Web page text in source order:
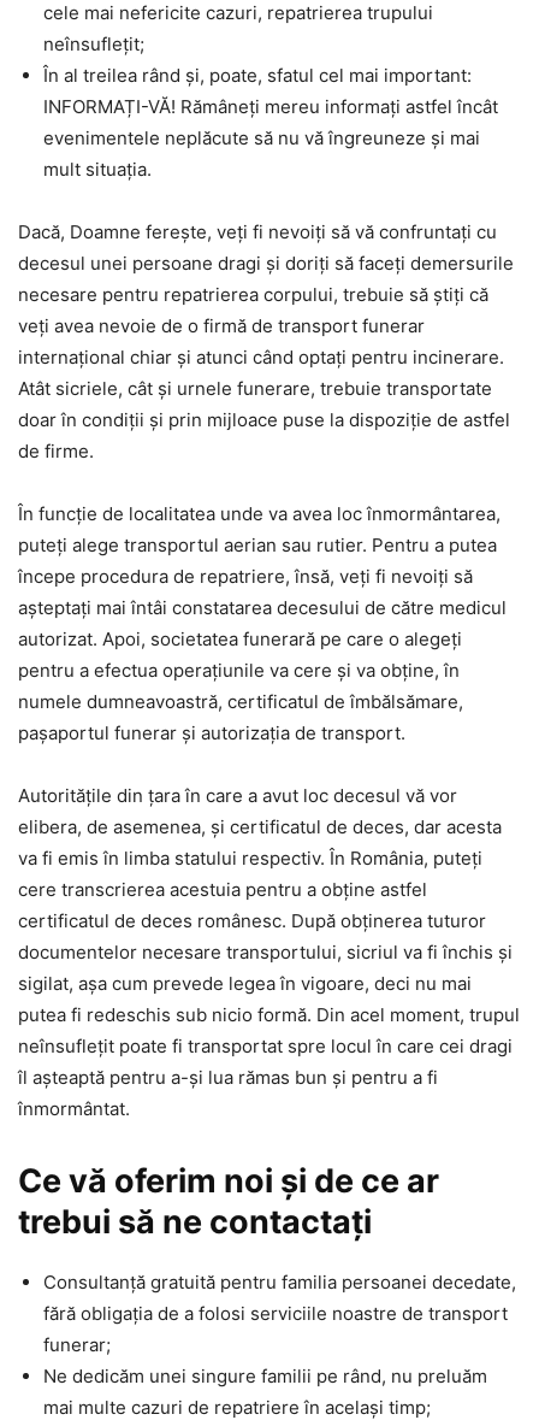
cele mai nefericite cazuri, repatrierea trupului
neînsuflețit;
În al treilea rând și, poate, sfatul cel mai important:
INFORMAȚI-VĂ! Rămâneți mereu informați astfel încât
evenimentele neplăcute să nu vă îngreuneze și mai
mult situația.
Dacă, Doamne ferește, veți fi nevoiți să vă confruntați cu
decesul unei persoane dragi și doriți să faceți demersurile
necesare pentru repatrierea corpului, trebuie să știți că
veți avea nevoie de o firmă de transport funerar
internațional chiar și atunci când optați pentru incinerare.
Atât sicriele, cât și urnele funerare, trebuie transportate
doar în condiții și prin mijloace puse la dispoziție de astfel
de firme.
În funcție de localitatea unde va avea loc înmormântarea,
puteți alege transportul aerian sau rutier. Pentru a putea
începe procedura de repatriere, însă, veți fi nevoiți să
așteptați mai întâi constatarea decesului de către medicul
autorizat. Apoi, societatea funerară pe care o alegeți
pentru a efectua operațiunile va cere și va obține, în
numele dumneavoastră, certificatul de îmbălsămare,
pașaportul funerar și autorizația de transport.
Autoritățile din țara în care a avut loc decesul vă vor
elibera, de asemenea, și certificatul de deces, dar acesta
va fi emis în limba statului respectiv. În România, puteți
cere transcrierea acestuia pentru a obține astfel
certificatul de deces românesc. După obținerea tuturor
documentelor necesare transportului, sicriul va fi închis și
sigilat, așa cum prevede legea în vigoare, deci nu mai
putea fi redeschis sub nicio formă. Din acel moment, trupul
neînsuflețit poate fi transportat spre locul în care cei dragi
îl așteaptă pentru a-și lua rămas bun și pentru a fi
înmormântat.
Ce vă oferim noi și de ce ar
trebui să ne contactați
Consultanță gratuită pentru familia persoanei decedate,
fără obligația de a folosi serviciile noastre de transport
funerar;
Ne dedicăm unei singure familii pe rând, nu preluăm
mai multe cazuri de repatriere în același timp;